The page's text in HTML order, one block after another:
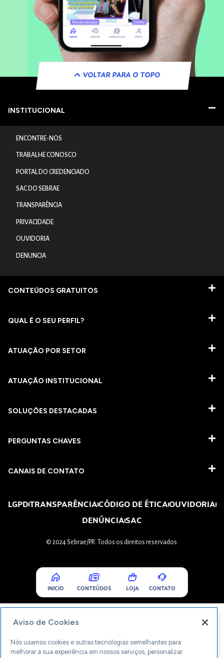
VOLTAR PARA O TOPO
INSTITUCIONAL
ENCONTRE-NOS
TRABALHE CONOSCO
PORTAL DO CREDENCIADO
SAC DO SEBRAE
TRANSPARÊNCIA
PRIVACIDADE
OUVIDORIA
DENUNCIA
CONTEÚDOS GRATUITOS
QUAL É O SEU PERFIL?
ATUAÇÃO POR SETOR
ATUAÇÃO INSTITUCIONAL
SOLUÇÕES DESTACADAS
PERGUNTAS CHAVES​
CANAIS DE CONTATO
LGPDTRANSPARÊNCIACÓDIGO DE ÉTICAOUVIDORIA
DENÚNCIASAC
© 2024 Sebrae/PR. Todos os direitos reservados.
INICIO CONTEÚDOS LOJA CONTATO
Aviso de Cookies
Nós usamos cookies e outras tecnologias semelhantes para
melhorar a sua experiência em nossos serviços, personalizar